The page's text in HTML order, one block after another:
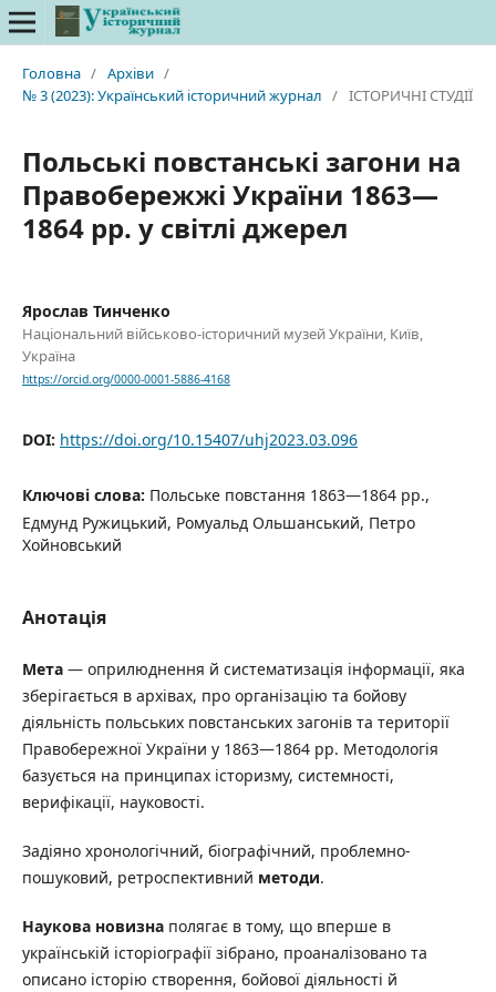
Головна / Архіви /
№ 3 (2023): Український історичний журнал / ІСТОРИЧНІ СТУДІЇ
Польські повстанські загони на
Правобережжі України 1863—
1864 рр. у світлі джерел
Ярослав Тинченко
Національний військово-історичний музей України, Київ,
Україна
https://orcid.org/0000-0001-5886-4168
DOI: https://doi.org/10.15407/uhj2023.03.096
Ключові слова: Польське повстання 1863—1864 рр.,
Едмунд Ружицький, Ромуальд Ольшанський, Петро
Хойновський
Анотація
Мета— оприлюднення й систематизація інформації, яка
зберігається в архівах, про організацію та бойову
діяльність польських повстанських загонів та території
Правобережної України у 1863—1864 рр. Методологія
базується на принципах історизму, системності,
верифікації, науковості.
Задіяно хронологічний, біографічний, проблемно-
пошуковий, ретроспективний методи.
Наукова новизнаполягає в тому, що вперше в
українській історіографії зібрано, проаналізовано та
описано історію створення, бойової діяльності й